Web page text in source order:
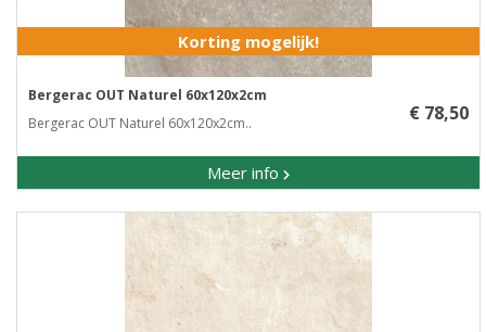
Korting mogelijk!
Bergerac OUT Naturel 60x120x2cm
Bergerac OUT Naturel 60x120x2cm..
Meer info
€ 78,50